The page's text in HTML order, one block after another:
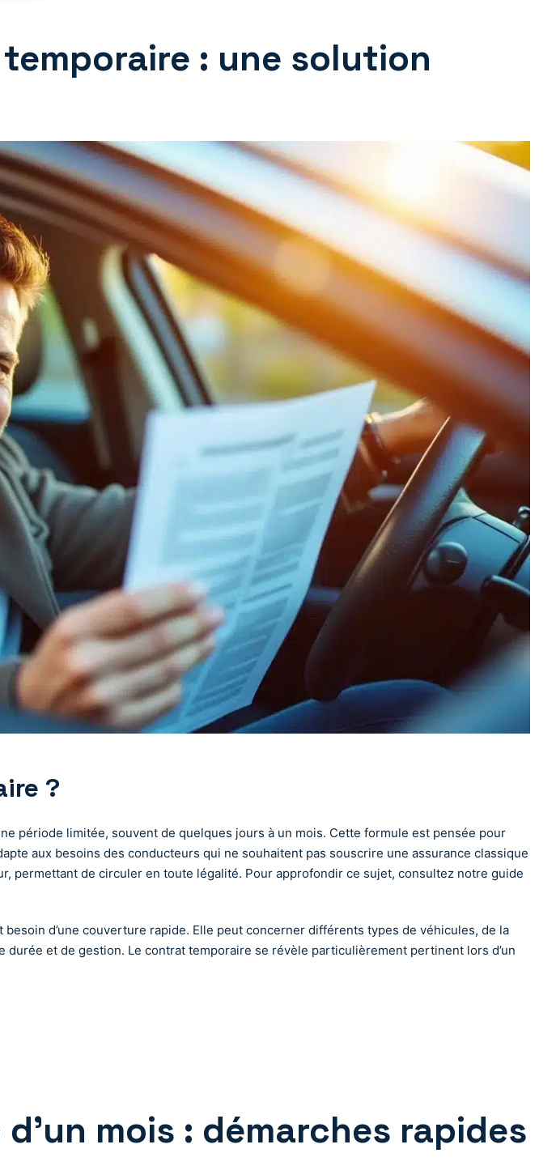
: une solution
?
période limitée, souvent de quelques jours à un mois. Cette formule est pensée pour
aux besoins des conducteurs qui ne souhaitent pas souscrire une assurance classique
permettant de circuler en toute légalité. Pour approfondir ce sujet, consultez notre guide
d’une couverture rapide. Elle peut concerner différents types de véhicules, de la
et de gestion. Le contrat temporaire se révèle particulièrement pertinent lors d’un
mois : démarches rapides